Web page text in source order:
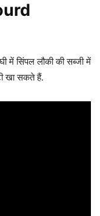
में सिंपल लौकी की सब्जी में
खा सकते हैं.